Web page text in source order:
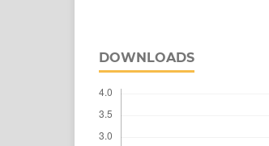
DOWNLOADS